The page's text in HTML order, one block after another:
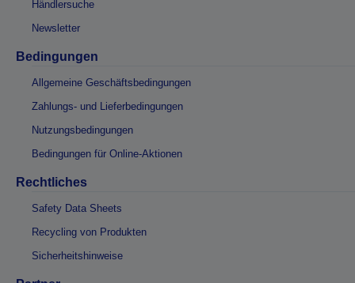
Händlersuche
Newsletter
Bedingungen
Allgemeine Geschäftsbedingungen
Zahlungs- und Lieferbedingungen
Nutzungsbedingungen
Bedingungen für Online-Aktionen
Rechtliches
Safety Data Sheets
Recycling von Produkten
Sicherheitshinweise